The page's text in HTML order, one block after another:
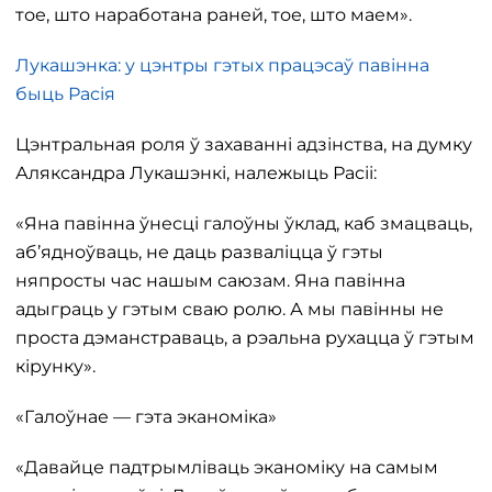
тое, што наработана раней, тое, што маем».
Лукашэнка: у цэнтры гэтых працэсаў павінна
быць Расія
Цэнтральная роля ў захаванні адзінства, на думку
Аляксандра Лукашэнкі, належыць Расіі:
«Яна павінна ўнесці галоўны ўклад, каб змацваць,
аб’ядноўваць, не даць разваліцца ў гэты
няпросты час нашым саюзам. Яна павінна
адыграць у гэтым сваю ролю. А мы павінны не
проста дэманстраваць, а рэальна рухацца ў гэтым
кірунку».
«Галоўнае — гэта эканоміка»
«Давайце падтрымліваць эканоміку на самым